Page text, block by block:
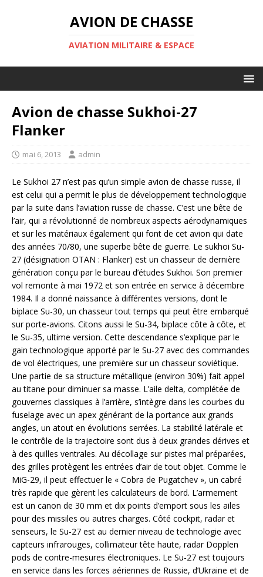
AVION DE CHASSE
AVIATION MILITAIRE & ESPACE
Avion de chasse Sukhoi-27
Flanker
mai 6, 2013 admin
Le Sukhoi 27 n’est pas qu’un simple avion de chasse russe, il
est celui qui a permit le plus de développement technologique
par la suite dans l’aviation russe de chasse. C’est une bête de
l’air, qui a révolutionné de nombreux aspects aérodynamiques
et sur les matériaux également qui font de cet avion qui date
des années 70/80, une superbe bête de guerre. Le sukhoi Su-
27 (désignation OTAN : Flanker) est un chasseur de dernière
génération conçu par le bureau d’études Sukhoi. Son premier
vol remonte à mai 1972 et son entrée en service à décembre
1984. Il a donné naissance à différentes versions, dont le
biplace Su-30, un chasseur tout temps qui peut être embarqué
sur porte-avions. Citons aussi le Su-34, biplace côte à côte, et
le Su-35, ultime version. Cette descendance s’explique par le
gain technologique apporté par le Su-27 avec des commandes
de vol électriques, une première sur un chasseur soviétique.
Une partie de sa structure métallique (environ 30%) fait appel
au titane pour diminuer sa masse. L’aile delta, complétée de
gouvernes classiques à l’arrière, s’intègre dans les courbes du
fuselage avec un apex générant de la portance aux grands
angles, un atout en évolutions serrées. La stabilité latérale et
le contrôle de la trajectoire sont dus à deux grandes dérives et
à des quilles ventrales. Au décollage sur pistes mal préparées,
des grilles protègent les entrées d’air de tout objet. Comme le
MiG-29, il peut effectuer le « Cobra de Pugatchev », un cabré
très rapide que gèrent les calculateurs de bord. L’armement
est un canon de 30 mm et dix points d’emport sous les ailes
pour des missiles ou autres charges. Côté cockpit, radar et
senseurs, le Su-27 est au dernier niveau de technologie avec
capteurs infrarouges, collimateur tête haute, radar Dopplen
pods de contre-mesures électroniques. Le Su-27 est toujours
en service dans les forces aériennes de Russie, d’Ukraine et de